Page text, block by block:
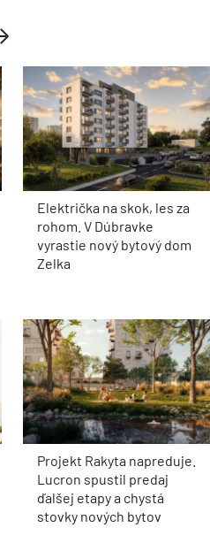
Električka na skok, les za
rohom. V Dúbravke
vyrastie nový bytový dom
Zelka
Projekt Rakyta napreduje.
Lucron spustil predaj
ďalšej etapy a chystá
stovky nových bytov